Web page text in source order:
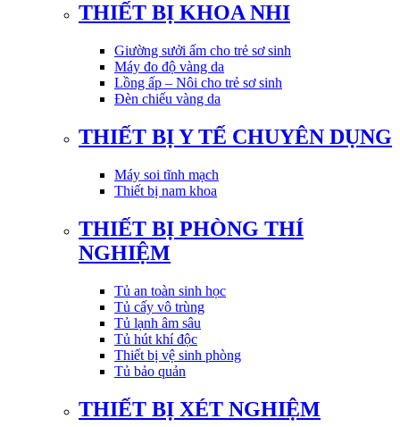
THIẾT BỊ KHOA NHI
Giường sưởi ấm cho trẻ sơ sinh
Máy đo độ vàng da
Lồng ấp – Nôi cho trẻ sơ sinh
Đèn chiếu vàng da
THIẾT BỊ Y TẾ CHUYÊN DỤNG
Máy soi tĩnh mạch
Thiết bị nam khoa
THIẾT BỊ PHÒNG THÍ
NGHIỆM
Tủ an toàn sinh học
Tủ cấy vô trùng
Tủ lạnh âm sâu
Tủ hút khí độc
Thiết bị vệ sinh phòng
Tủ bảo quản
THIẾT BỊ XÉT NGHIỆM